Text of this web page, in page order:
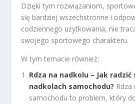
Dzięki tym rozwiązaniom,
się bardziej wszechstronne i
codziennego użytkowania, nie
swojego sportowego charakteru.
W tym temacie również:
Rdza na nadkolu – Jak radzić
nadkolach samochodu?
samochodu to problem, który